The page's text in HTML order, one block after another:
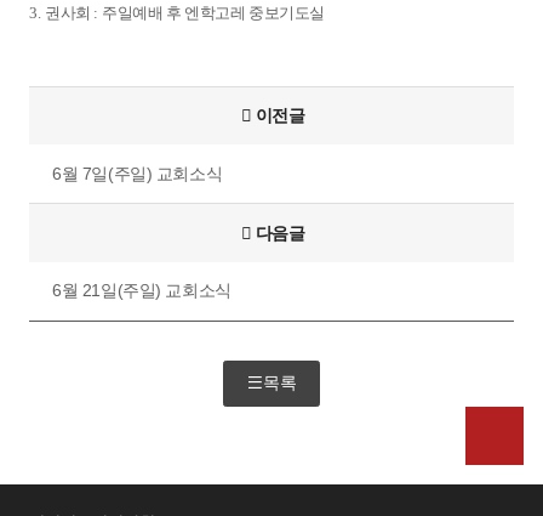
3. 권사회 : 주일예배 후 엔학고레 중보기도실
이전글
6월 7일(주일) 교회소식
다음글
6월 21일(주일) 교회소식
목록